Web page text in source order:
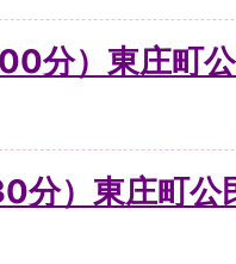
分）東庄町
分）東庄町